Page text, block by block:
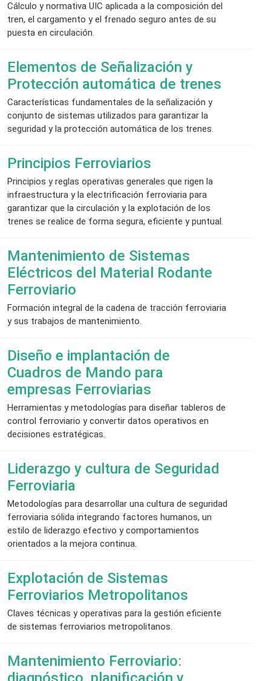
Cálculo y normativa UIC aplicada a la composición del
tren, el cargamento y el frenado seguro antes de su
puesta en circulación.
Elementos de Señalización y
Protección automática de trenes
Características fundamentales de la señalización y
conjunto de sistemas utilizados para garantizar la
seguridad y la protección automática de los trenes.
Principios Ferroviarios
Principios y reglas operativas generales que rigen la
infraestructura y la electrificación ferroviaria para
garantizar que la circulación y la explotación de los
trenes se realice de forma segura, eficiente y puntual.
Mantenimiento de Sistemas
Eléctricos del Material Rodante
Ferroviario
Formación integral de la cadena de tracción ferroviaria
y sus trabajos de mantenimiento.
Diseño e implantación de
Cuadros de Mando para
empresas Ferroviarias
Herramientas y metodologías para diseñar tableros de
control ferroviario y convertir datos operativos en
decisiones estratégicas.
Liderazgo y cultura de Seguridad
Ferroviaria
Metodologías para desarrollar una cultura de seguridad
ferroviaria sólida integrando factores humanos, un
estilo de liderazgo efectivo y comportamientos
orientados a la mejora continua.
Explotación de Sistemas
Ferroviarios Metropolitanos
Claves técnicas y operativas para la gestión eficiente
de sistemas ferroviarios metropolitanos.
Mantenimiento Ferroviario: